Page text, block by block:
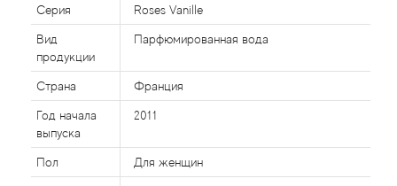
Серия Roses Vanille
Вид
продукции
Парфюмированная вода
Страна Франция
Год начала
выпуска
2011
Пол Для женщин
Ajmal
Al Haramain
Al Jazeera
Alaia Paris